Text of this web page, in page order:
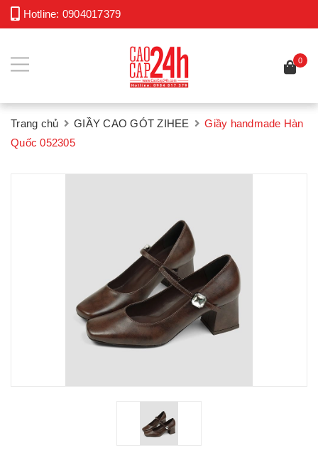
Hotline: 0904017379
0
Trang chủ GIẦY CAO GÓT ZIHEE
Giầy handmade Hàn
Quốc 052305